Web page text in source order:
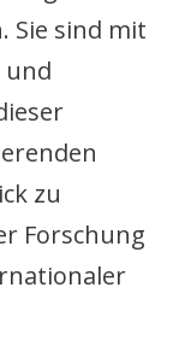
Sie sind mit
und
zu
Forschung